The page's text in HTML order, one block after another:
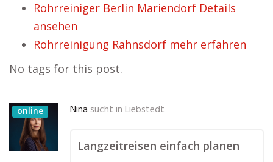
Rohrreiniger Berlin Mariendorf Details
ansehen
Rohrreinigung Rahnsdorf mehr erfahren
No tags for this post.
online Nina sucht in Liebstedt
Langzeitreisen einfach planen